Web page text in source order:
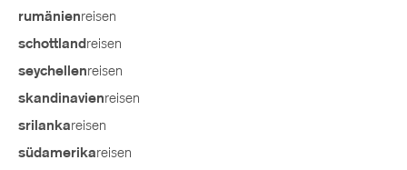
rumänienreisen
schottland reisen
seychellenreisen
skandinavienreisen
srilankareisen
südamerikareisen